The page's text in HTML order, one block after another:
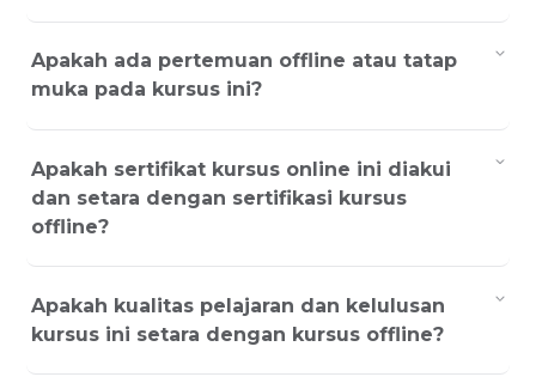
Apakah ada pertemuan offline atau tatap
muka pada kursus ini?
Apakah sertifikat kursus online ini diakui
dan setara dengan sertifikasi kursus
offline?
Apakah kualitas pelajaran dan kelulusan
kursus ini setara dengan kursus offline?